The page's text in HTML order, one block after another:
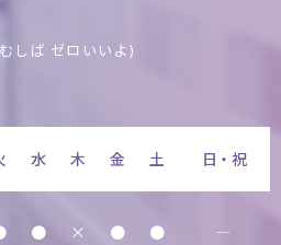
しば ゼロいいよ)
水 木 金 土 日・祝
● × ● ● ―